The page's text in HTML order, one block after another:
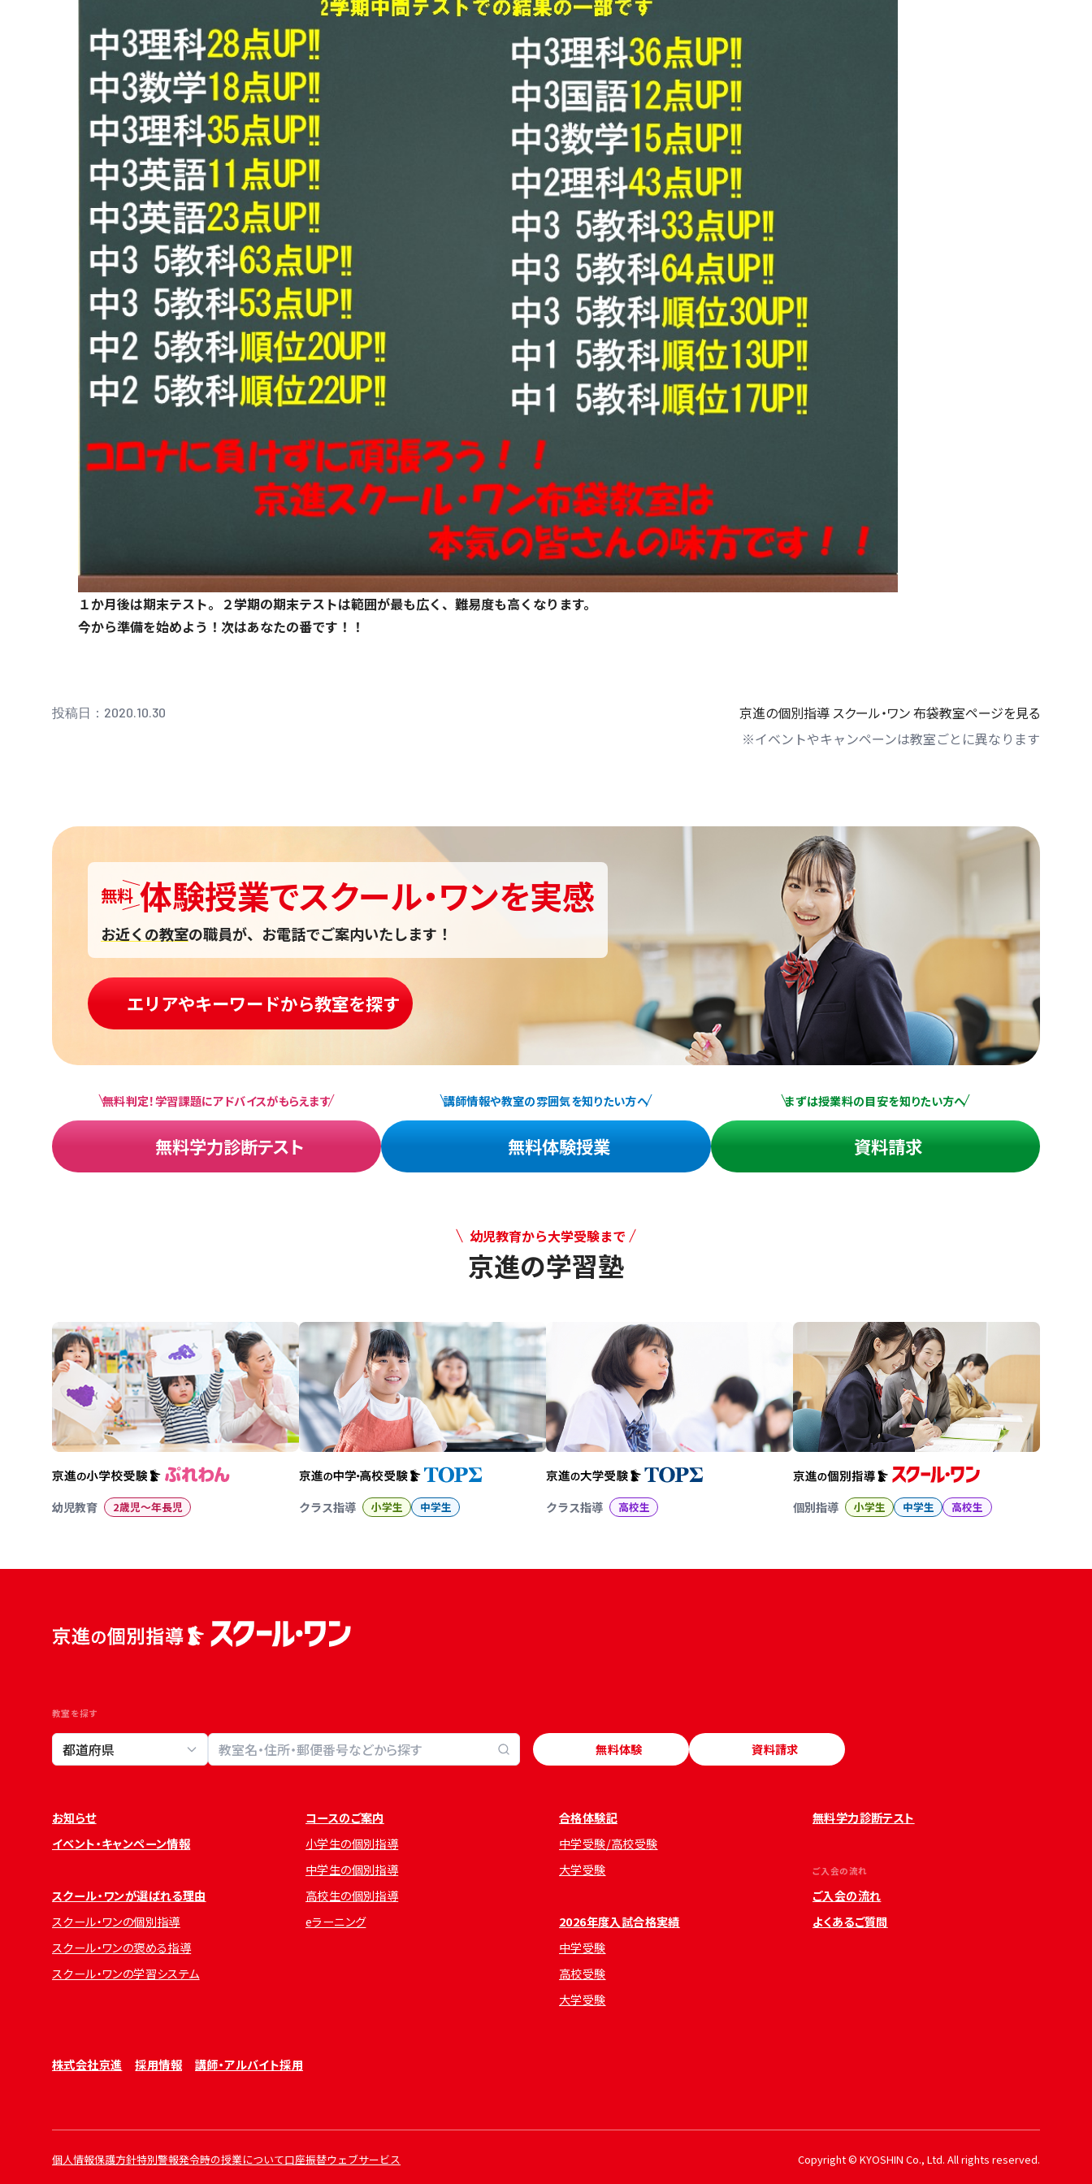
１か月後は期末テスト。２学期の期末テストは範囲が最も広く、難易度も高くなります。
今から準備を始めよう！次はあなたの番です！！
京進の個別指導 スクール・ワン 布袋教室ページを見る
※イベントやキャンペーンは教室ごとに異なります
投稿日：2020.10.30
無料 体験授業でスクール・ワンを実感
お近くの教室の職員が、お電話でご案内いたします！
エリアやキーワードから教室を探す
無料判定！学習課題にアドバイスがもらえます
無料学力診断テスト
講師情報や教室の雰囲気を知りたい方へ
無料体験授業
まずは授業料の目安を知りたい方へ
資料請求
幼児教育から大学受験まで
京進の学習塾
幼児教育 2歳児〜年長児 クラス指導 小学生 中学生 クラス指導 高校生 個別指導 小学生 中学生 高校生
教室を探す
教室検索 無料体験 資料請求
お知らせ
イベント・キャンペーン情報
スクール・ワンが選ばれる理由
スクール・ワンの個別指導
スクール・ワンの褒める指導
スクール・ワンの学習システム
コースのご案内
小学生の個別指導
中学生の個別指導
高校生の個別指導
eラーニング
合格体験記
中学受験/高校受験
大学受験
2026年度入試合格実績
中学受験
高校受験
大学受験
無料学力診断テスト
ご入会の流れ
ご入会の流れ
よくあるご質問
株式会社京進 採用情報 講師・アルバイト採用
個人情報保護方針特別警報発令時の授業について口座振替ウェブサービス Copyright © KYOSHIN Co., Ltd. All rights reserved.